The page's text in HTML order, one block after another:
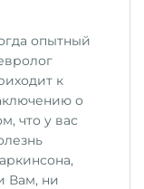
опытный
к
о
что у вас
Вам, ни